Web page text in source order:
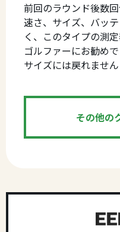
前回のラウンド後数
速さ、サイズ、バッ
く、このタイプの測
ゴルファーにお勧め
サイズには戻れません
その他の